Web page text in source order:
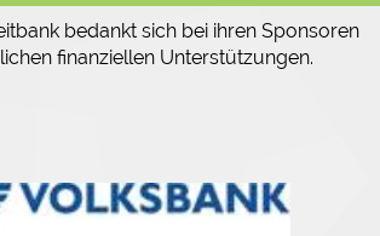
bedankt sich bei ihren Sponsoren
finanziellen Unterstützungen.